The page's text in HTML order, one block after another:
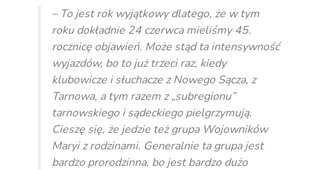
dźwiękowych– To jest rok wyjątkowy dlatego, że w tym
roku dokładnie 24 czerwca mieliśmy 45.
rocznicę objawień. Może stąd ta intensywność
wyjazdów, bo to już trzeci raz, kiedy
klubowicze i słuchacze z Nowego Sącza, z
Tarnowa, a tym razem z „subregionu”
tarnowskiego i sądeckiego pielgrzymują.
Cieszę się, że jedzie też grupa Wojowników
Maryi z rodzinami. Generalnie ta grupa jest
bardzo prorodzinna, bo jest bardzo dużo